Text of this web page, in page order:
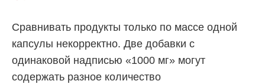
Сравнивать продукты только по массе одной
капсулы некорректно. Две добавки с
одинаковой надписью «1000 мг» могут
содержать разное количество